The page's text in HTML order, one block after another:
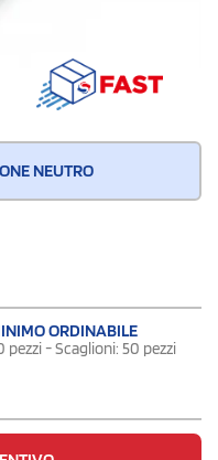
NEUTRO
ORDINABILE
pezzi - Scaglioni: 50 pezzi